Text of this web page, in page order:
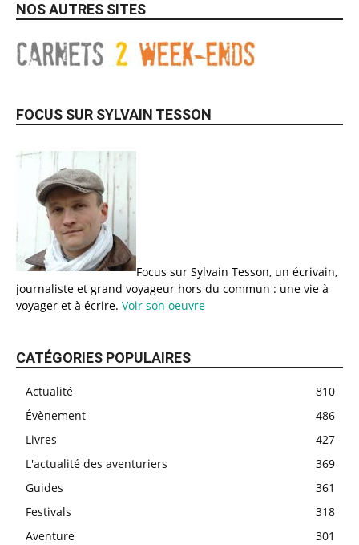
NOS AUTRES SITES
FOCUS SUR SYLVAIN TESSON
Focus sur Sylvain Tesson, un écrivain,
journaliste et grand voyageur hors du commun : une vie à
voyager et à écrire. Voir son oeuvre
CATÉGORIES POPULAIRES
Actualité
810
Évènement
486
Livres
427
L'actualité des aventuriers
369
Guides
361
Festivals
318
Aventure
301